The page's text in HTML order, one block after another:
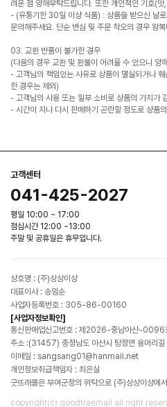
려운 점 양해부탁드립니다. 또한 개인적인 기호(
- (유통기한 30일 이상 식품) : 상품을 받으신 날
문의해주세요. 단순 변심 및 주문 착오의 경우 왕
03. 교환 반품이 불가한 경우
(다음의 경우 교환 및 환불이 어려울 수 있으니 양
- 고객님의 책임있는 사유로 상품이 멸실되거나
한 경우는 제외)
- 고객님의 사용 또는 일부 소비로 상품의 가치가
- 시간이 지나 다시 판매하기 곤란할 정도로 상품
고객센터
041-425-2027
평일 10:00 ~ 17:00
점심시간 12:00 ~13:00
주말 및 공휴일은 휴무입니다.
상호명 : (주)상상이상
대표이사 : 송임순
사업자등록번호 : 305-86-00160
[사업자정보확인]
통신판매업신고번호 : 제2026-충남아산-0096
주소 :(31457) 충청남도 아산시 탕정면 용머리
이메일 : sangsang01@hanmail.net
개인정보취급책임자 : 최은실
굿뜨래몰은 부여군청의 위탁으로 (주)상상이상에
copyright(c) goodtraemall all right